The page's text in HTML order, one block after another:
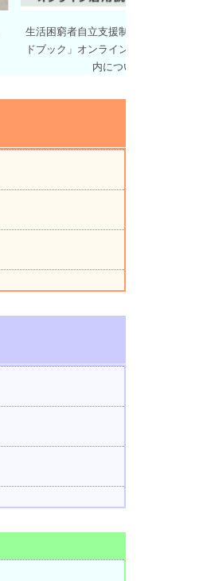
生活困窮者自立支援制度「人材育成
ドブック」オンライン活用説明会の
内について